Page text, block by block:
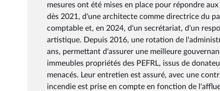
mesures ont été mises en place pour répondre
dès 2021, d'une architecte comme directrice du
comptable et, en 2024, d'un secrétariat, d'un
artistique. Depuis 2016, une rotation de
ans, permettant d'assurer une meilleure
immeubles propriétés des PEFRL, issus de
menacés. Leur entretien est assuré, avec une
incendie est prise en compte en fonction de